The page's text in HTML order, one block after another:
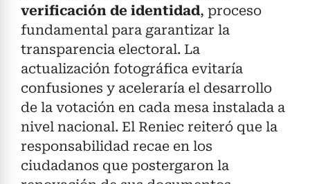
verificación de identidad, proceso
fundamental para garantizar la
transparencia electoral. La
actualización fotográfica evitaría
confusiones y aceleraría el desarrollo
de la votación en cada mesa instalada a
nivel nacional. El Reniec reiteró que la
responsabilidad recae en los
ciudadanos que postergaron la